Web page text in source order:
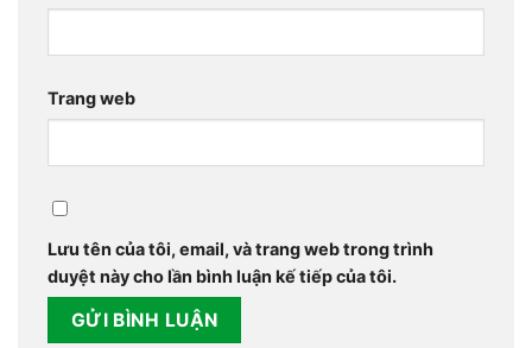
Trang web
Lưu tên của tôi, email, và trang web trong trình
duyệt này cho lần bình luận kế tiếp của tôi.